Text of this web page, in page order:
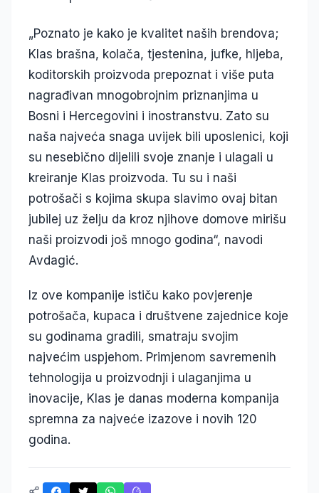
„Poznato je kako je kvalitet naših brendova;
Klas brašna, kolača, tjestenina, jufke, hljeba,
koditorskih proizvoda prepoznat i više puta
nagrađivan mnogobrojnim priznanjima u
Bosni i Hercegovini i inostranstvu. Zato su
naša najveća snaga uvijek bili uposlenici, koji
su nesebično dijelili svoje znanje i ulagali u
kreiranje Klas proizvoda. Tu su i naši
potrošači s kojima skupa slavimo ovaj bitan
jubilej uz želju da kroz njihove domove mirišu
naši proizvodi još mnogo godina“, navodi
Avdagić.
Iz ove kompanije ističu kako povjerenje
potrošača, kupaca i društvene zajednice koje
su godinama gradili, smatraju svojim
najvećim uspjehom. Primjenom savremenih
tehnologija u proizvodnji i ulaganjima u
inovacije, Klas je danas moderna kompanija
spremna za najveće izazove i novih 120
godina.